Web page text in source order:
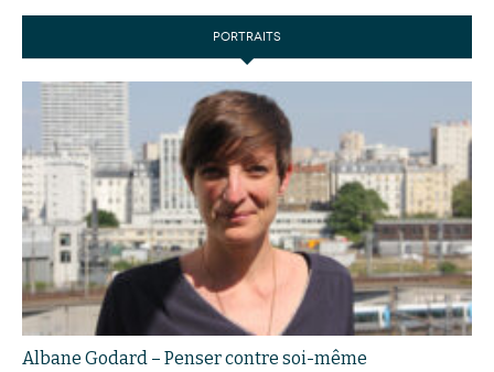
PORTRAITS
Albane Godard – Penser contre soi-même